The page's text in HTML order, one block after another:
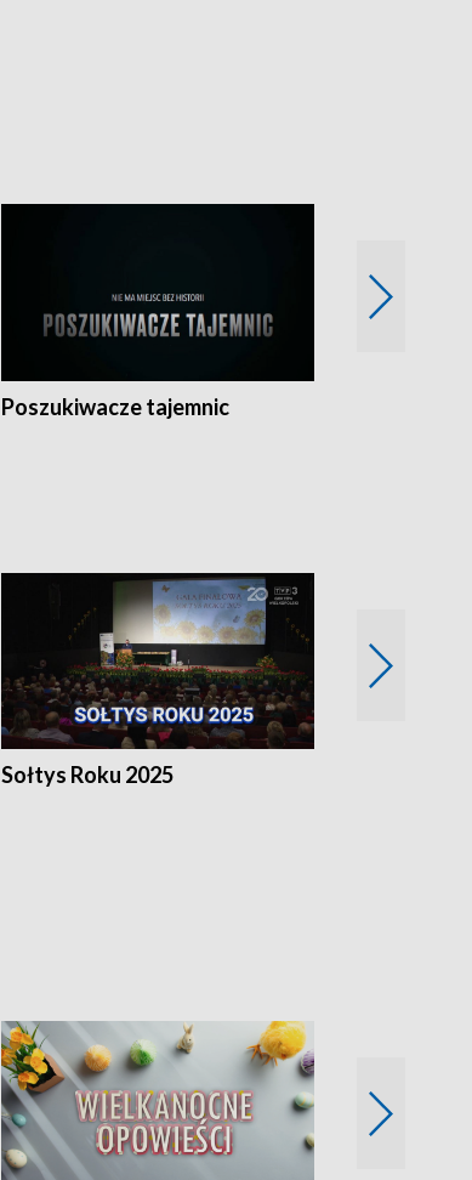
Poszukiwacze tajemnic
Sołtys Roku 2025